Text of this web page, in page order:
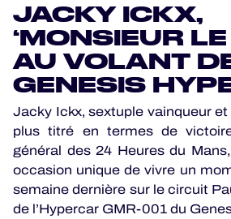
CLASSEMENTS
RÉSULTATS
LA GRILLE
OÙ REGARDER
PROGRAMMES OFFICIELS
JACKY ICKX,
‘MONSIEUR
AU VOLANT
GENESIS
Jacky Ickx, sextuple vainqueur
plus titré en termes de
général des 24 Heures du
occasion unique de vivre un
semaine dernière sur le circuit
de l’Hypercar GMR-001 du